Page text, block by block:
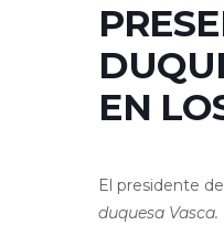
EN
El presidente
duquesa